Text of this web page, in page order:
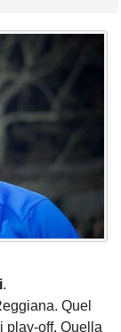
.
Quel
play-off. Quella